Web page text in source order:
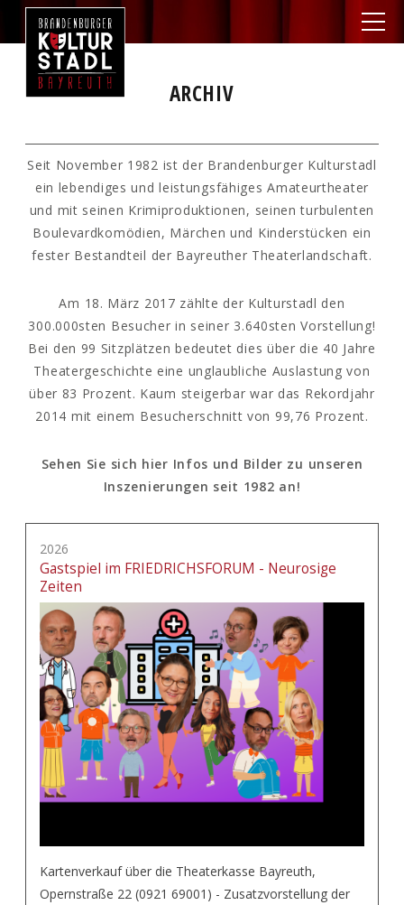
ARCHIV
Seit November 1982 ist der Brandenburger Kulturstadl
ein lebendiges und leistungsfähiges Amateurtheater
und mit seinen Krimiproduktionen, seinen turbulenten
Boulevardkomödien, Märchen und Kinderstücken ein
fester Bestandteil der Bayreuther Theaterlandschaft.
Am 18. März 2017 zählte der Kulturstadl den
300.000sten Besucher in seiner 3.640sten Vorstellung!
Bei den 99 Sitzplätzen bedeutet dies über die 40 Jahre
Theatergeschichte eine unglaubliche Auslastung von
über 83 Prozent. Kaum steigerbar war das Rekordjahr
2014 mit einem Besucherschnitt von 99,76 Prozent.
Sehen Sie sich hier Infos und Bilder zu unseren
Inszenierungen seit 1982 an!
2026
Gastspiel im FRIEDRICHSFORUM - Neurosige
Zeiten
Kartenverkauf über die Theaterkasse Bayreuth,
Opernstraße 22 (0921 69001) - Zusatzvorstellung der